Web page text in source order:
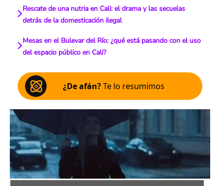
Rescate de una nutria en Cali: el drama y las secuelas
detrás de la domesticación ilegal
Mesas en el Bulevar del Río: ¿qué está pasando con el uso
del espacio público en Cali?
¿De afán?Te lo resumimos